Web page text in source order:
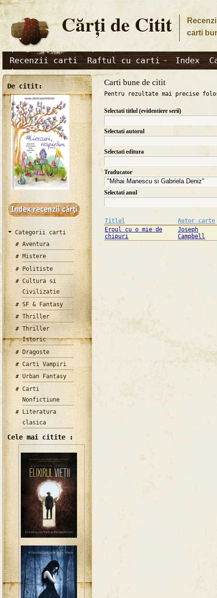
Cărţi de Citit
carti
Recenzii carti Raftul cu carti Index
De citit:
Categorii carti
Aventura
Mistere
Politiste
Cultura si
Civilizatie
SF & Fantasy
Thriller
Thriller
Istoric
Dragoste
Carti Vampiri
Urban Fantasy
Carti
Nonfictiune
Literatura
clasica
Cele mai citite :
Carti bune de citit
Pentru rezultate mai precise
Selectati titlul (evidentiere serii)
Selectati autorul
Selectati editura
Traducator
Selectati anul
Titlul
Autor carte
Eroul cu o mie de
chipuri
Joseph
Campbell